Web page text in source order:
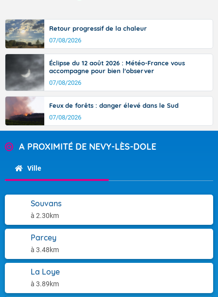
Retour progressif de la chaleur
07/08/2026
Éclipse du 12 août 2026 : Météo-France vous
accompagne pour bien l'observer
07/08/2026
Feux de forêts : danger élevé dans le Sud
07/08/2026
A PROXIMITÉ DE NEVY-LÈS-DOLE
Ville
Souvans
à 2.30km
Parcey
à 3.48km
La Loye
à 3.89km